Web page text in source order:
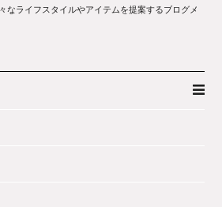
なライフスタイルやアイテムを提案するブログメ